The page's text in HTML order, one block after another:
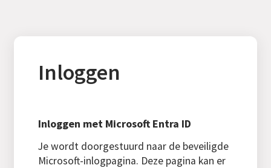
Inloggen
Inloggen met Microsoft Entra ID
Je wordt doorgestuurd naar de beveiligde
Microsoft-inlogpagina. Deze pagina kan er